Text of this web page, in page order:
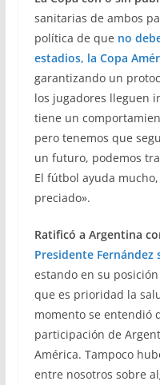
sanitarias de ambos
política de que no
estadios, la Copa
garantizando un
los jugadores lleguen
tiene un
pero tenemos que
un futuro, podemos
El fútbol ayuda
preciado».
Ratificó a Argentina
Presidente Fernández
estando en su
que es prioridad la
momento se entendió
participación de
América. Tampoco
entre nosotros sobre